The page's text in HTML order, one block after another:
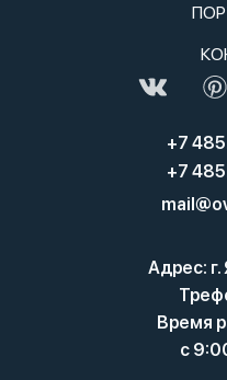
+7
+7
Адрес: г.
Время
с